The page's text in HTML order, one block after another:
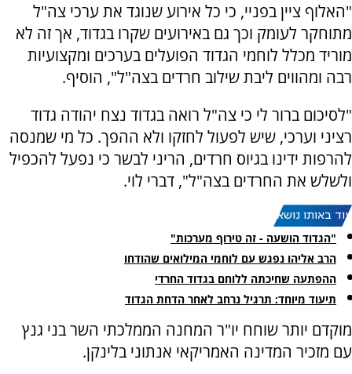
"האלוף ציין בפניי, כי כל אירוע שנוגד את ערכי צה"ל
מתוחקר לעומק וכך גם באירועים שקרו בגדוד, אך זה לא
מוריד מכלל לוחמי הגדוד הפועלים בערכים ומקצועיות
רבה ומהווים ליבת שילוב חרדים בצה"ל", הוסיף.
"לסיכום ברור לי כי צה"ל רואה בגדוד נצח יהודה גדוד
רציני וערכי, שיש לפעול לחזקו ולא ההפך. כל מי שמנסה
להרפות ידינו בגיוס חרדים, הריני לבשר כי נפעל להכפיל
ולשלש את החרדים בצה"ל", דברי לוי.
עוד באותו נושא:
"הגדוד הושעה - זה טירוף מערכות"
הרב אליהו נפגש עם לוחמי המילואים שהודחו
ההפתעה שחיכתה ללוחם בגדוד החרדי
תיעוד מיוחד: תרגיל נרחב לאחר הדחת הגדוד
מוקדם יותר שוחח יו"ר המחנה הממלכתי השר בני גנץ
עם מזכיר המדינה האמריקאי אנתוני בלינקן.